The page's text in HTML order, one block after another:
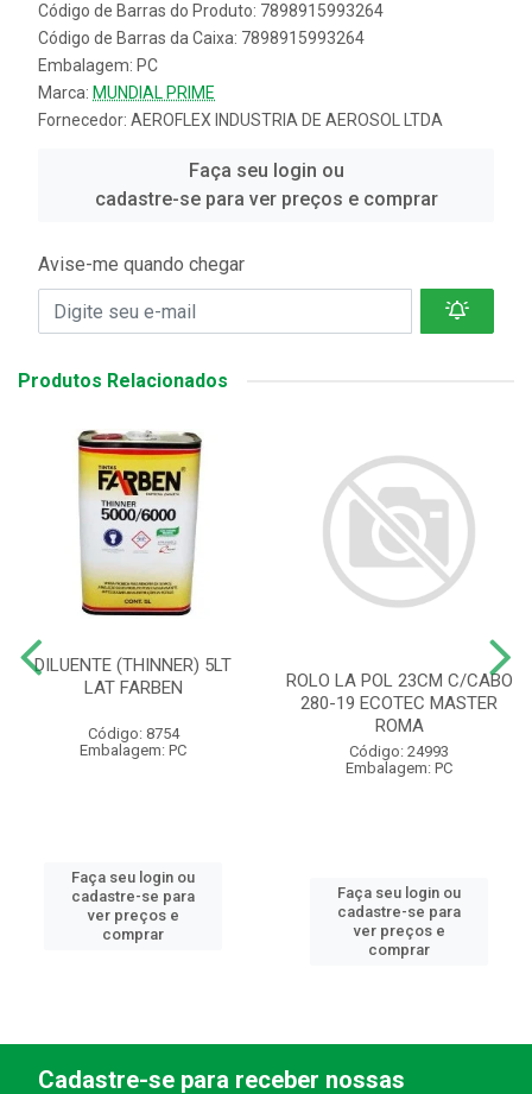
Código de Barras do Produto: 7898915993264
Código de Barras da Caixa: 7898915993264
Embalagem: PC
Marca: MUNDIAL PRIME
Fornecedor: AEROFLEX INDUSTRIA DE AEROSOL LTDA
Faça seu login ou
cadastre-se para ver preços e comprar
Avise-me quando chegar
Produtos Relacionados
DILUENTE (THINNER) 5LT
LAT FARBEN
Código: 8754
Embalagem: PC
Faça seu login ou
cadastre-se para
ver preços e
comprar
ROLO LA POL 23CM C/CABO
280-19 ECOTEC MASTER
ROMA
Código: 24993
Embalagem: PC
Faça seu login ou
cadastre-se para
ver preços e
comprar
Cadastre-se para receber nossas